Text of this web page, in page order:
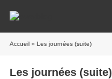
Accueil » Les journées (suite)
Les journées (suite)